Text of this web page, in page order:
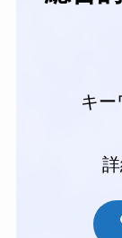
キー